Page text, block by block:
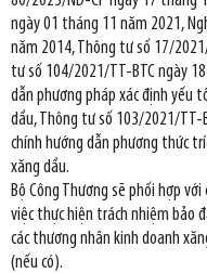
ngày 01 tháng 11 năm 2021,
năm 2014, Thông tư số 17/
tư số 104/2021/TT-BTC ngày
dẫn phương pháp xác định yếu
dầu, Thông tư số 103/2021/TT-
chính hướng dẫn phương thức
xăng dầu.
Bộ Công Thương sẽ phối hợp
việc thực hiện trách nhiệm bảo
các thương nhân kinh doanh
(nếu có).